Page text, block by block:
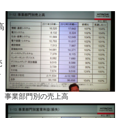
事業部門別の売上高